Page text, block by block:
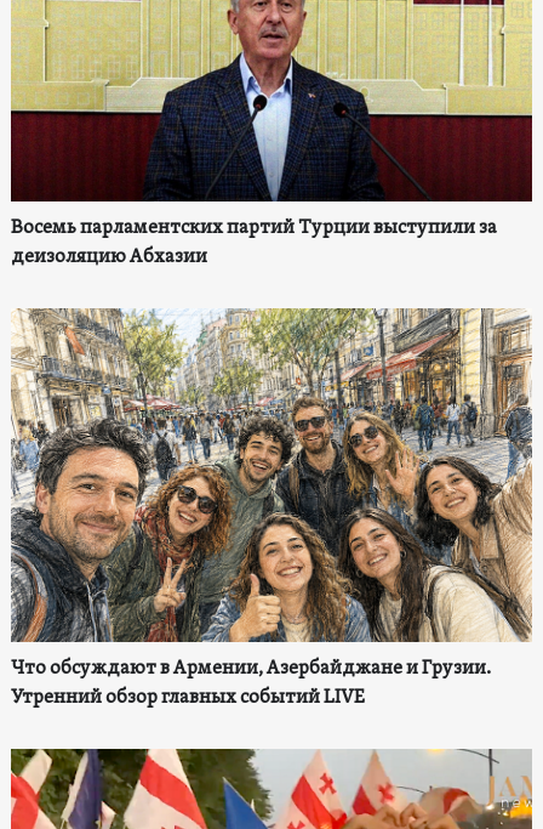
Восемь парламентских партий Турции выступили за
деизоляцию Абхазии
Что обсуждают в Армении, Азербайджане и Грузии.
Утренний обзор главных событий LIVE